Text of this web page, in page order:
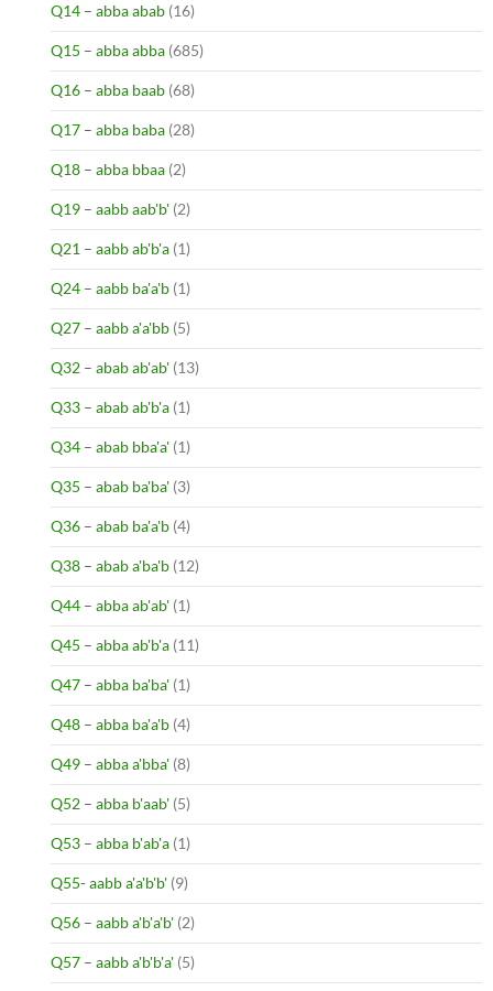
Q14 – abba abab (16)
Q15 – abba abba (685)
Q16 – abba baab (68)
Q17 – abba baba (28)
Q18 – abba bbaa (2)
Q19 – aabb aab'b' (2)
Q21 – aabb ab'b'a (1)
Q24 – aabb ba'a'b (1)
Q27 – aabb a'a'bb (5)
Q32 – abab ab'ab' (13)
Q33 – abab ab'b'a (1)
Q34 – abab bba'a' (1)
Q35 – abab ba'ba' (3)
Q36 – abab ba'a'b (4)
Q38 – abab a'ba'b (12)
Q44 – abba ab'ab' (1)
Q45 – abba ab'b'a (11)
Q47 – abba ba'ba' (1)
Q48 – abba ba'a'b (4)
Q49 – abba a'bba' (8)
Q52 – abba b'aab' (5)
Q53 – abba b'ab'a (1)
Q55- aabb a'a'b'b' (9)
Q56 – aabb a'b'a'b' (2)
Q57 – aabb a'b'b'a' (5)